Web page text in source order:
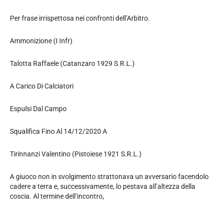
Per frase irrispettosa nei confronti dell’Arbitro.
Ammonizione (I Infr)
Talotta Raffaele (Catanzaro 1929 S.R.L.)
A Carico Di Calciatori
Espulsi Dal Campo
Squalifica Fino Al 14/12/2020 A
Tirinnanzi Valentino (Pistoiese 1921 S.R.L.)
A giuoco non in svolgimento strattonava un avversario facendolo
cadere a terra e, successivamente, lo pestava all’altezza della
coscia. Al termine dell’incontro,